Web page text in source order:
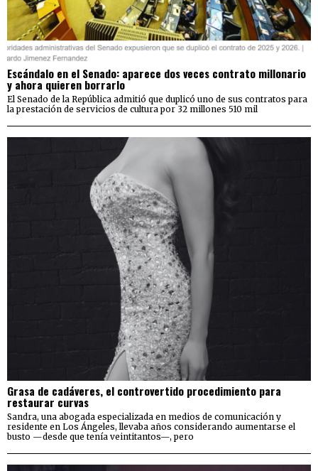
Escándalo en el Senado: aparece dos veces contrato millonario
y ahora quieren borrarlo
El Senado de la República admitió que duplicó uno de sus contratos para
la prestación de servicios de cultura por 32 millones 510 mil
Grasa de cadáveres, el controvertido procedimiento para
restaurar curvas
Sandra, una abogada especializada en medios de comunicación y
residente en Los Ángeles, llevaba años considerando aumentarse el
busto —desde que tenía veintitantos—, pero